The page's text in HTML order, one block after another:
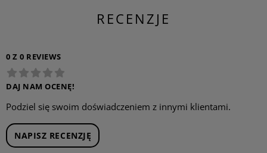
RECENZJE
0 Z 0 REVIEWS
DAJ NAM OCENĘ!
Podziel się swoim doświadczeniem z innymi klientami.
NAPISZ RECENZJĘ